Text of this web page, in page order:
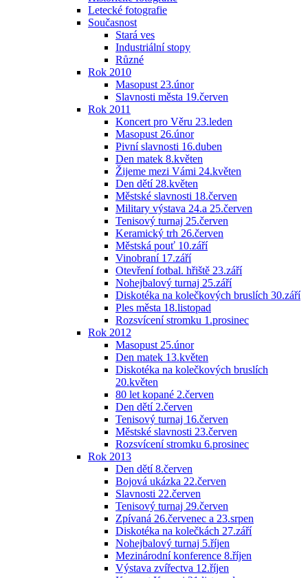
Letecké fotografie
Současnost
Stará ves
Industriální stopy
Různé
Rok 2010
Masopust 23.únor
Slavnosti města 19.červen
Rok 2011
Koncert pro Věru 23.leden
Masopust 26.únor
Pivní slavnosti 16.duben
Den matek 8.květen
Žijeme mezi Vámi 24.květen
Den dětí 28.květen
Městské slavnosti 18.červen
Military výstava 24.a 25.červen
Tenisový turnaj 25.červen
Keramický trh 26.červen
Městská pouť 10.září
Vinobraní 17.září
Otevření fotbal. hřiště 23.září
Nohejbalový turnaj 25.září
Diskotéka na kolečkových bruslích 30.září
Ples města 18.listopad
Rozsvícení stromku 1.prosinec
Rok 2012
Masopust 25.únor
Den matek 13.květen
Diskotéka na kolečkových bruslích
20.květen
80 let kopané 2.červen
Den dětí 2.červen
Tenisový turnaj 16.červen
Městské slavnosti 23.červen
Rozsvícení stromku 6.prosinec
Rok 2013
Den dětí 8.červen
Bojová ukázka 22.červen
Slavnosti 22.červen
Tenisový turnaj 29.červen
Zpívaná 26.červenec a 23.srpen
Diskotéka na kolečkách 27.září
Nohejbalový turnaj 5.říjen
Mezinárodní konference 8.říjen
Výstava zvířectva 12.říjen